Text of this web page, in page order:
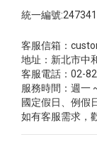
統一編號
客服信箱：
地址：新北市中
客服電話：02-
服務時間：週一
國定假日、例假
如有客服需求，